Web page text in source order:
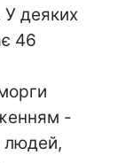
деяких
46
-
людей,